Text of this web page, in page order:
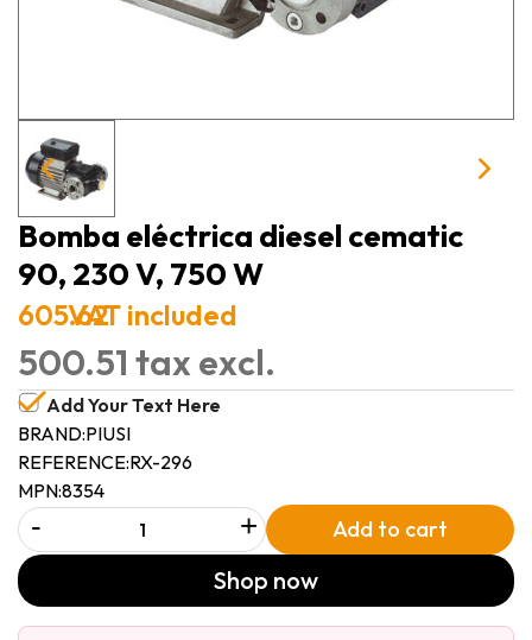
Bomba eléctrica diesel cematic
90, 230 V, 750 W
605.62VAT included
500.51 tax excl.
Add Your Text Here
BRAND:PIUSI
REFERENCE:RX-296
MPN:8354
- + Add to cart
Shop now